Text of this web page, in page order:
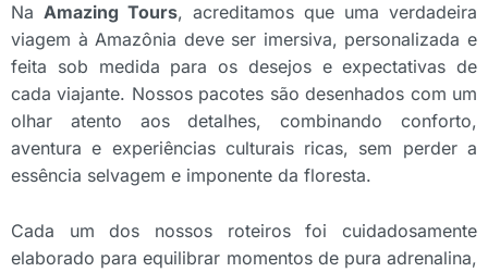
Na Amazing Tours, acreditamos que uma verdadeira
viagem à Amazônia deve ser imersiva, personalizada e
feita sob medida para os desejos e expectativas de
cada viajante. Nossos pacotes são desenhados com um
olhar atento aos detalhes, combinando conforto,
aventura e experiências culturais ricas, sem perder a
essência selvagem e imponente da floresta.
Cada um dos nossos roteiros foi cuidadosamente
elaborado para equilibrar momentos de pura adrenalina,